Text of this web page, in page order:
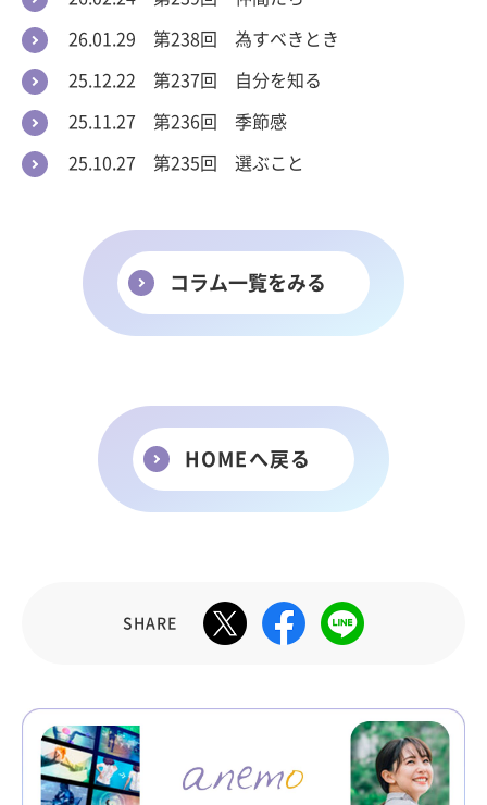
26.01.29 第238回 為すべきとき
25.12.22 第237回 自分を知る
25.11.27 第236回 季節感
25.10.27 第235回 選ぶこと
コラム一覧をみる
HOMEへ戻る
SHARE